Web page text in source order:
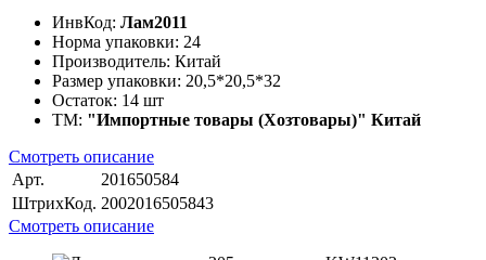
ИнвКод: Лам2011
Норма упаковки: 24
Производитель: Китай
Размер упаковки: 20,5*20,5*32
Остаток: 14 шт
ТМ: "Импортные товары (Хозтовары)" Китай
Смотреть описание
Арт.
201650584
ШтрихКод. 2002016505843
Смотреть описание